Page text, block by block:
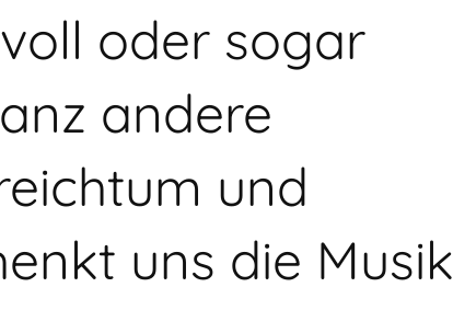
oder sogar
andere
und
uns die Musik